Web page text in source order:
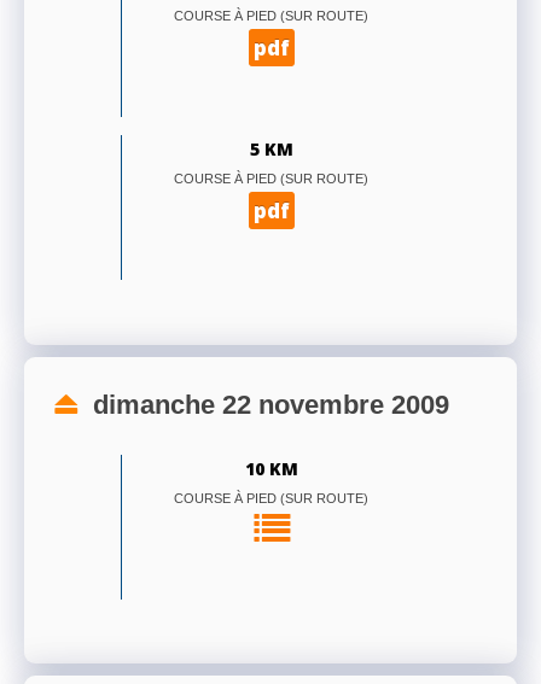
COURSE À PIED (SUR ROUTE)
pdf
5 KM
COURSE À PIED (SUR ROUTE)
pdf
dimanche 22 novembre 2009
10 KM
COURSE À PIED (SUR ROUTE)